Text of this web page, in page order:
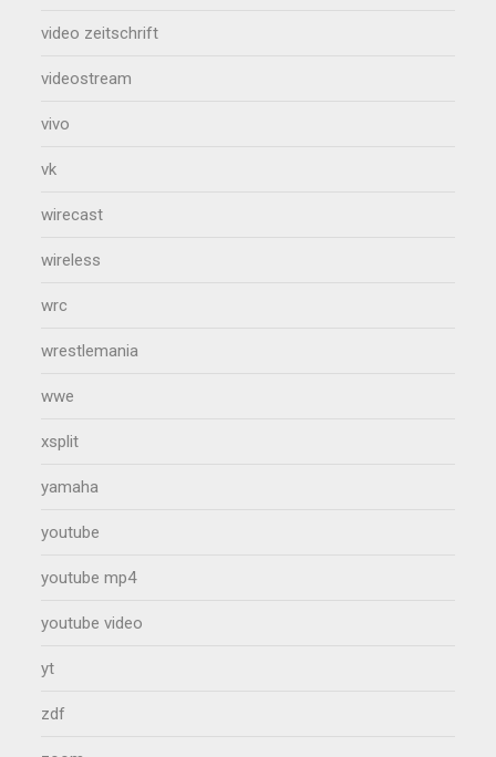
video zeitschrift
videostream
vivo
vk
wirecast
wireless
wrc
wrestlemania
wwe
xsplit
yamaha
youtube
youtube mp4
youtube video
yt
zdf